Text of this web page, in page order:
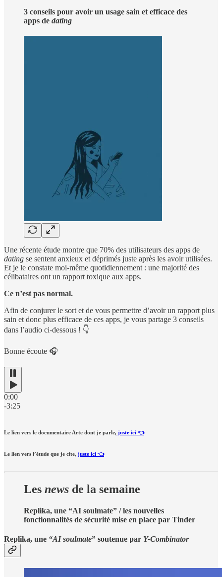
3 conseils pour avoir un usage sain et efficace des
apps de dating
Une récente étude montre que 70% des utilisateurs des apps de
dating se sentent anxieux et déprimés juste après les avoir utilisées.
Et je le constate moi-même quotidiennement : une majorité des
célibataires ont un rapport toxique aux apps.
Ce n’est pas normal.
Afin de conjurer le sort et de vous permettre d’avoir un rapport plus
sain et donc plus efficace de ces apps, je vous partage 3 conseils
dans l’audio ci-dessous ! 👇
Bonne écoute 🎧
0:00
-3:25
Le lien vers le documentaire Arte dont je parle, juste ici 👈
Le lien vers l’étude que je cite, juste ici 👈
Les news de la semaine
Replika, une “AI soulmate” / les nouvelles
fonctionnalités de sécurité mise en place par Tinder
Replika, une “AI soulmate” soutenue par Y-Combinator